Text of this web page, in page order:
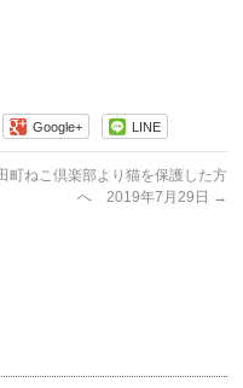
Google+ LINE
町ねこ倶楽部より猫を保護した方
へ 2019年7月29日 →